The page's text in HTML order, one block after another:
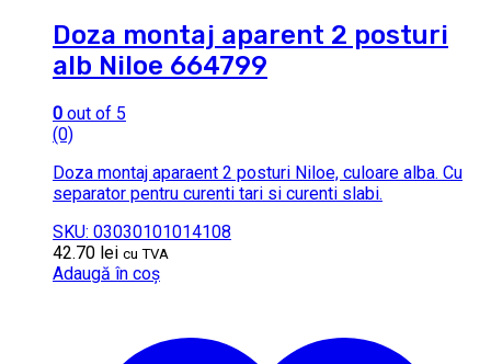
Doza montaj aparent 2 posturi
alb Niloe 664799
0 out of 5
(0)
Doza montaj aparaent 2 posturi Niloe, culoare alba. Cu
separator pentru curenti tari si curenti slabi.
SKU: 03030101014108
42.70 lei cu TVA
Adaugă în coș